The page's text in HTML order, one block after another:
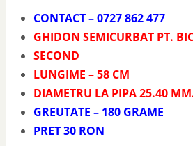
CONTACT – 0727 862 477
GHIDON SEMICURBAT PT.
SECOND
LUNGIME – 58 CM
DIAMETRU LA PIPA 25.40
GREUTATE – 180 GRAME
PRET 30 RON